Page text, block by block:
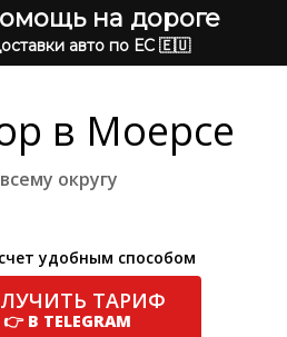
на дороге
авто по ЕС 🇪🇺
в Моерсе
округу
удобным способом
ТАРИФ
👉 В TELEGRAM